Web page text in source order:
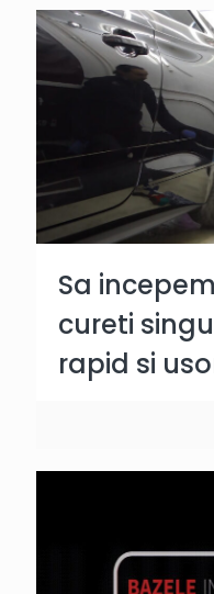
Sa
cureti
rapid si